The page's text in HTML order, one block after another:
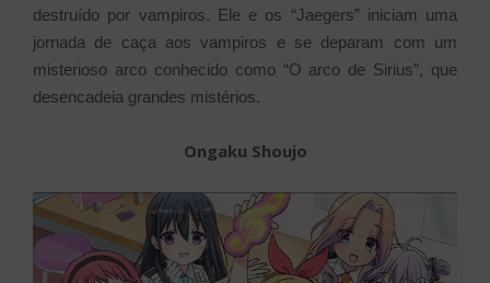
destruído por vampiros. Ele e os “Jaegers” iniciam uma
jornada de caça aos vampiros e se deparam com um
misterioso arco conhecido como “O arco de Sirius”, que
desencadeia grandes mistérios.
Ongaku Shoujo